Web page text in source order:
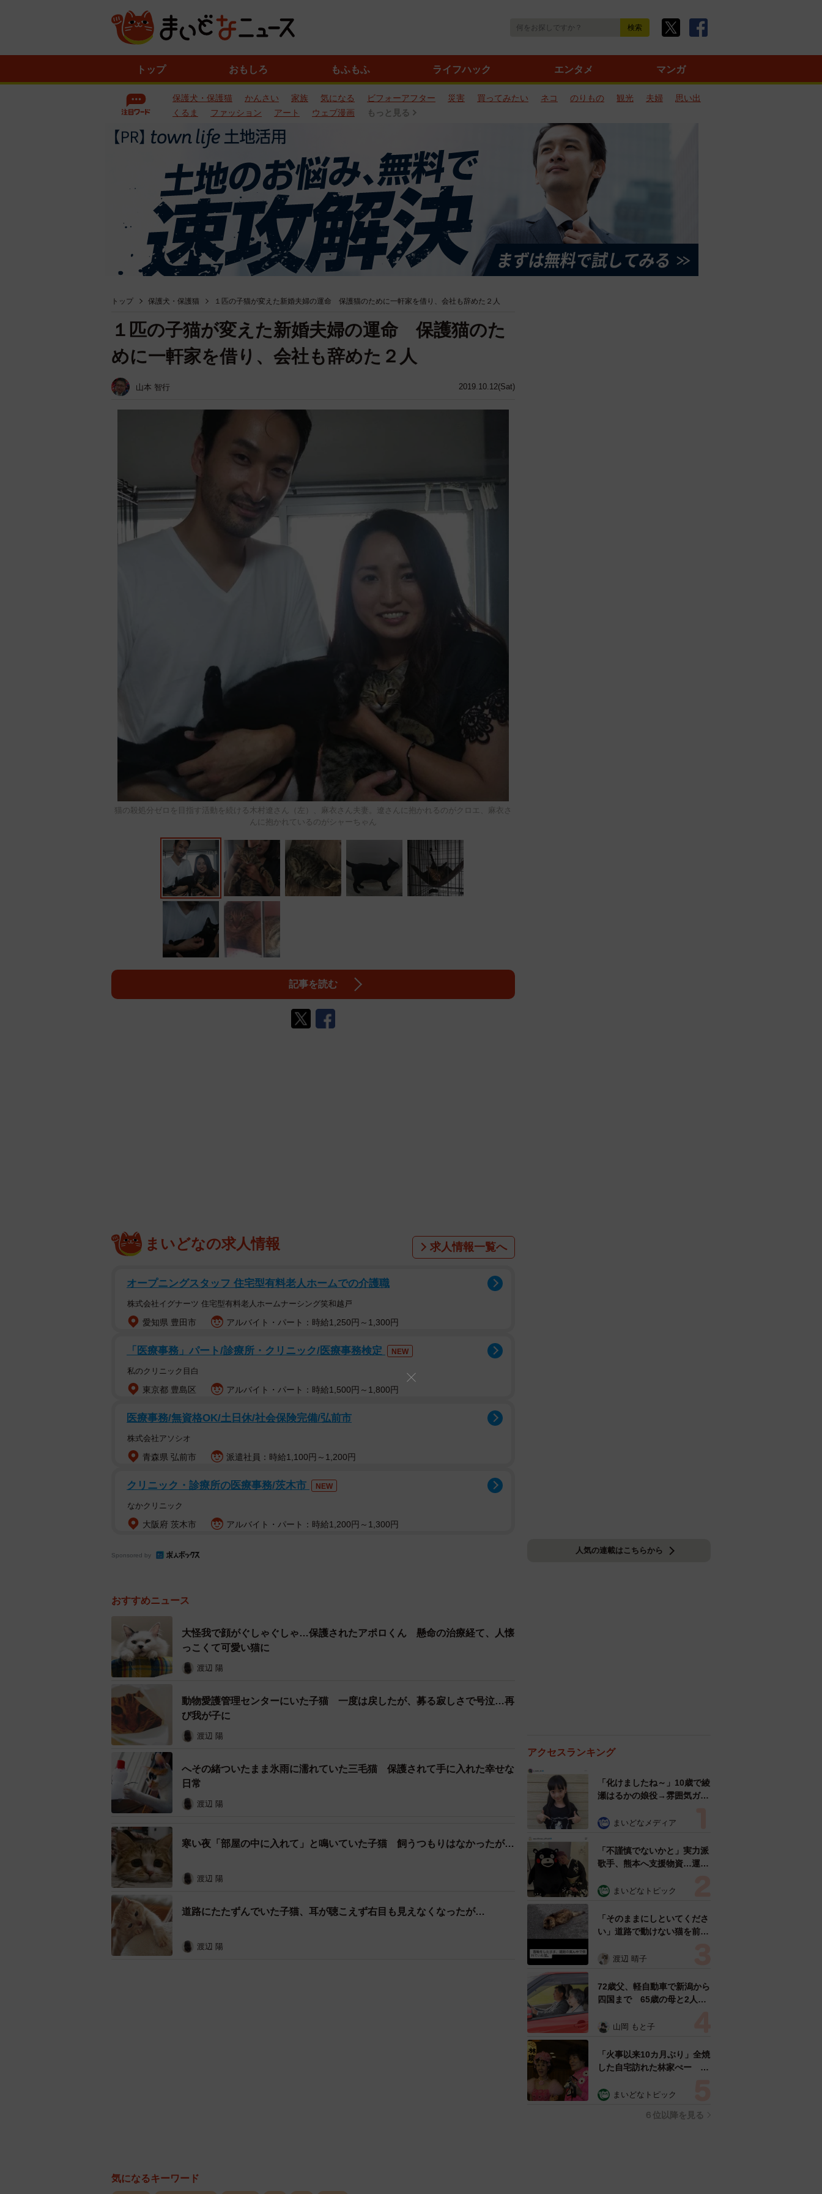
トップ おもしろ もふもふ ライフハック エンタメ マンガ
保護犬・保護猫 かんさい 家族 気になる ビフォーアフター 災害 買ってみたい ネコ のりもの 観光 夫婦
思い出
くるま
ファッション アート ウェブ漫画 もっと見る
トップ 保護犬・保護猫 １匹の子猫が変えた新婚夫婦の運命 保護猫のために一軒家を借り、会社も辞めた２人
2019.10.12(Sat)
１匹の子猫が変えた新婚夫婦の運命 保護猫のた
めに一軒家を借り、会社も辞めた２人
山本 智行
猫の殺処分ゼロを目指す活動を続ける木村遼さん（左）、麻衣さん夫妻。遼さんに抱かれるのがクロエ、麻衣さ
んに抱かれているのがシャーちゃん
記事を読む
まいどなの求人情報 求人情報一覧へ
オープニングスタッフ 住宅型有料老人ホームでの介護職
株式会社イグナーツ 住宅型有料老人ホームナーシング笑和越戸
愛知県 豊田市 アルバイト・パート：時給1,250円～1,300円
「医療事務」パート/診療所・クリニック/医療事務検定 NEW
私のクリニック目白
東京都 豊島区 アルバイト・パート：時給1,500円～1,800円
医療事務/無資格OK/土日休/社会保険完備/弘前市
株式会社アソシオ
青森県 弘前市 派遣社員：時給1,100円～1,200円
クリニック・診療所の医療事務/茨木市 NEW
なかクリニック
大阪府 茨木市 アルバイト・パート：時給1,200円～1,300円
Sponsored by
おすすめニュース
大怪我で顔がぐしゃぐしゃ…保護されたアポロくん 懸命の治療経て、人懐
っこくて可愛い猫に
渡辺 陽
動物愛護管理センターにいた子猫 一度は戻したが、募る寂しさで号泣…再
び我が子に
渡辺 陽
へその緒ついたまま氷雨に濡れていた三毛猫 保護されて手に入れた幸せな
日常
渡辺 陽
寒い夜「部屋の中に入れて」と鳴いていた子猫 飼うつもりはなかったが…
渡辺 陽
道路にたたずんでいた子猫、耳が聴こえず右目も見えなくなったが…
渡辺 陽
気になるキーワード
人気の連載はこちらから
アクセスランキング
「化けましたね～」10歳で綾
瀬はるかの娘役→雰囲気ガラ
雰囲気が」「宝塚に入れそ
まいどなメディア
「不謹慎でないかと」実力派
歌手、熊本へ支援物資…運搬
めらい 「痛いほど伝わる」
まいどなトピック
「そのままにしといてくださ
い」道路で動けない猫を前に
ようとした4日間 「命の重
表の訴え
渡辺 晴子
72歳父、軽自動車で新潟から
四国まで 65歳の母と2人で
憩まで分刻み… 「大学生で
山岡 もと子
「火事以来10カ月ぶり」全焼
した自宅訪れた林家ぺー 内
ン状態の部屋に呆然
まいどなトピック
６位以降を見る